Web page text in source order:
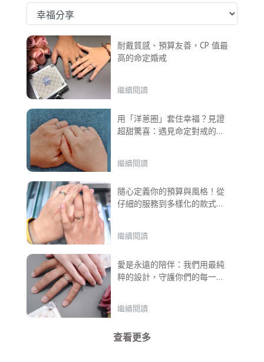
耐戴質感、預算友善，CP 值最
高的命定婚戒
繼續閱讀
用「洋蔥圈」套住幸福？見證
超甜驚喜：遇見命定對戒的心
繼續閱讀
隨心定義你的預算與風格！從
仔細的服務到多樣化的款式，
繼續閱讀
愛是永遠的陪伴：我們用最純
粹的設計，守護你們的每一份
繼續閱讀
查看更多